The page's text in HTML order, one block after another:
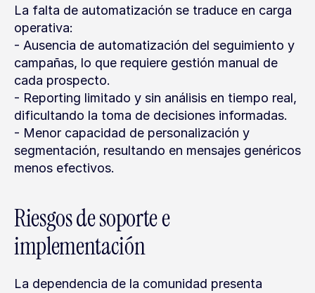
La falta de automatización se traduce en carga
operativa:
- Ausencia de automatización del seguimiento y
campañas, lo que requiere gestión manual de
cada prospecto.
- Reporting limitado y sin análisis en tiempo real,
dificultando la toma de decisiones informadas.
- Menor capacidad de personalización y
segmentación, resultando en mensajes genéricos
menos efectivos.
Riesgos de soporte e
implementación
La dependencia de la comunidad presenta